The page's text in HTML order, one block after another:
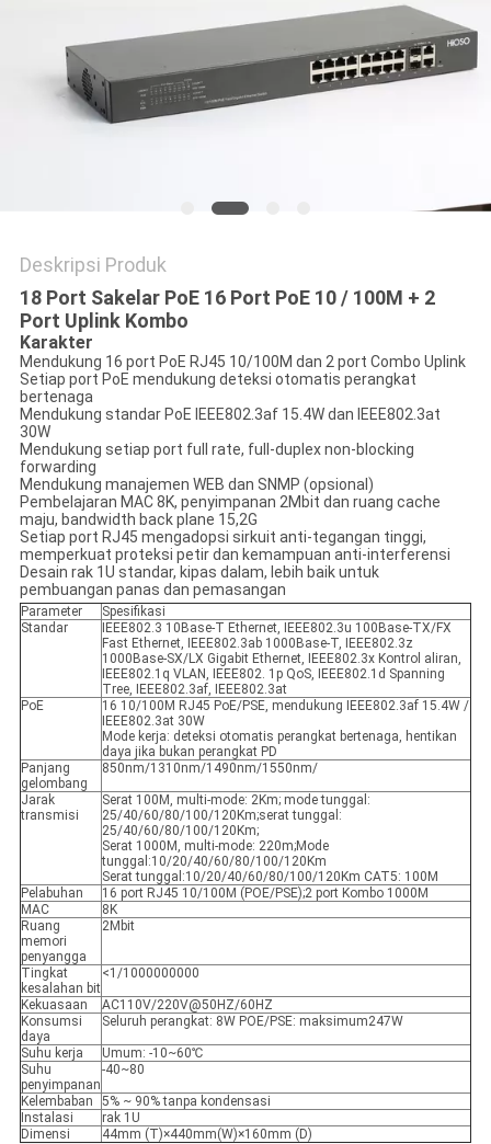
Tinggalkan pesan
Kami akan segera menghubungi
Anda kembali!
Deskripsi Produk
18 Port Sakelar PoE 16 Port PoE 10 / 100M + 2
Port Uplink Kombo
Karakter
Mendukung 16 port PoE RJ45 10/100M dan 2 port Combo Uplink
Setiap port PoE mendukung deteksi otomatis perangkat
bertenaga
Mendukung standar PoE IEEE802.3af 15.4W dan IEEE802.3at
30W
Mendukung setiap port full rate, full-duplex non-blocking
forwarding
Mendukung manajemen WEB dan SNMP (opsional)
Pembelajaran MAC 8K, penyimpanan 2Mbit dan ruang cache
maju, bandwidth back plane 15,2G
Setiap port RJ45 mengadopsi sirkuit anti-tegangan tinggi,
memperkuat proteksi petir dan kemampuan anti-interferensi
Desain rak 1U standar, kipas dalam, lebih baik untuk
pembuangan panas dan pemasangan
Parameter
Spesifikasi
Standar
IEEE802.3 10Base-T Ethernet, IEEE802.3u 100Base-TX/FX
Fast Ethernet, IEEE802.3ab 1000Base-T, IEEE802.3z
1000Base-SX/LX Gigabit Ethernet, IEEE802.3x Kontrol aliran,
IEEE802.1q VLAN, IEEE802. 1p QoS, IEEE802.1d Spanning
Tree, IEEE802.3af, IEEE802.3at
PoE
16 10/100M RJ45 PoE/PSE, mendukung IEEE802.3af 15.4W /
IEEE802.3at 30W
Mode kerja: deteksi otomatis perangkat bertenaga, hentikan
daya jika bukan perangkat PD
Panjang
gelombang
850nm/1310nm/1490nm/1550nm/
Jarak
transmisi
Serat 100M, multi-mode: 2Km; mode tunggal:
25/40/60/80/100/120Km;serat tunggal:
25/40/60/80/100/120Km;
Serat 1000M, multi-mode: 220m;Mode
tunggal:10/20/40/60/80/100/120Km
Serat tunggal:10/20/40/60/80/100/120Km CAT5: 100M
Pelabuhan
16 port RJ45 10/100M (POE/PSE);2 port Kombo 1000M
MAC
8K
Ruang
memori
penyangga
2Mbit
Tingkat
kesalahan bit
<1/1000000000
Kekuasaan
AC110V/220V@50HZ/60HZ
Konsumsi
daya
Seluruh perangkat: 8W POE/PSE: maksimum247W
Suhu kerja
Umum: -10~60℃
Suhu
penyimpanan
-40~80
Kelembaban
5% ~ 90% tanpa kondensasi
Instalasi
rak 1U
Dimensi
44mm (T)×440mm(W)×160mm (D)